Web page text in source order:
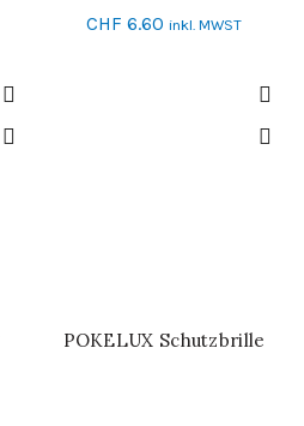
CHF 6.60 inkl. MWST
WEITERLESEN
POKELUX Schutzbrille